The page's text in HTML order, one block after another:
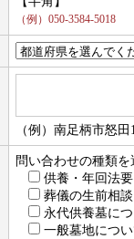
（例）050-3584-5018
（例）南足柄市怒田
問い合わせの種類
供養・年回法
葬儀の生前相
永代供養墓に
一般墓地につ